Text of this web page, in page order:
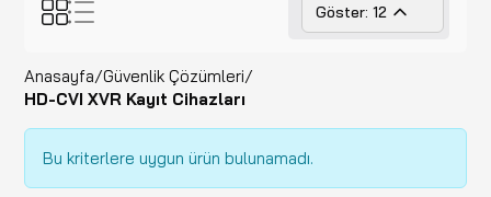
Göster: 12
Anasayfa/Güvenlik Çözümleri/
HD-CVI XVR Kayıt Cihazları
Bu kriterlere uygun ürün bulunamadı.